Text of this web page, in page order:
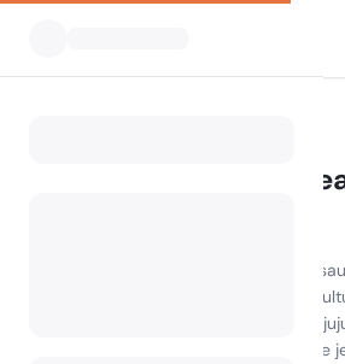
Kampiranje u
Otkrijte ljepotu kampiranja u Gvineji-Bisau
Iskusite zadivljujuće krajolike i živahnu
. Smješteni između
nude